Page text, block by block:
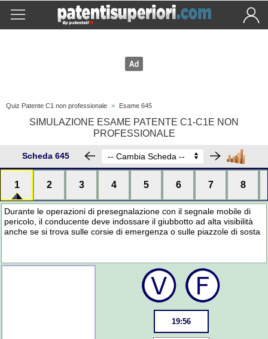
Quiz Patente C1 non professionale > Esame 645
SIMULAZIONE ESAME PATENTE C1-C1E NON
PROFESSIONALE
Scheda 645
1 2 3 4 5 6 7 8
Durante le operazioni di presegnalazione con il segnale mobile di
pericolo, il conducente deve indossare il giubbotto ad alta visibilità
anche se si trova sulle corsie di emergenza o sulle piazzole di sosta
19:55